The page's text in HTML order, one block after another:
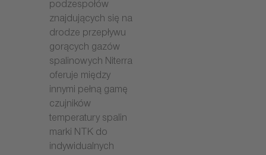
podzespołów
znajdujących się na
drodze przepływu
gorących gazów
spalinowych Niterra
oferuje między
innymi pełną gamę
czujników
temperatury spalin
marki NTK do
indywidualnych